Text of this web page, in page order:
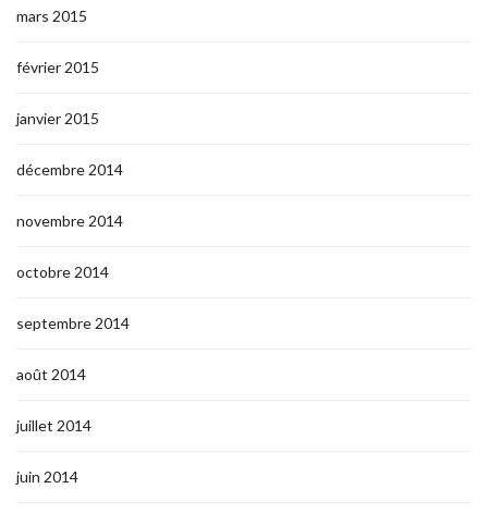
mars 2015
février 2015
janvier 2015
décembre 2014
novembre 2014
octobre 2014
septembre 2014
août 2014
juillet 2014
juin 2014